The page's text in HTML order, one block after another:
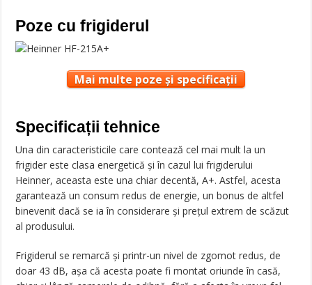
Poze cu frigiderul
Mai multe poze și specificații
Specificații tehnice
Una din caracteristicile care contează cel mai mult la un
frigider este clasa energetică şi în cazul lui frigiderului
Heinner, aceasta este una chiar decentă, A+. Astfel, acesta
garantează un consum redus de energie, un bonus de altfel
binevenit dacă se ia în considerare şi preţul extrem de scăzut
al produsului.
Frigiderul se remarcă şi printr-un nivel de zgomot redus, de
doar 43 dB, aşa că acesta poate fi montat oriunde în casă,